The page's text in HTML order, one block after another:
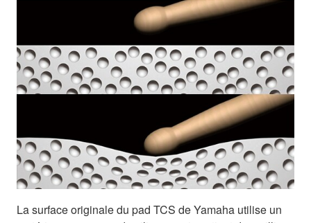
La surface originale du pad TCS de Yamaha utilise un